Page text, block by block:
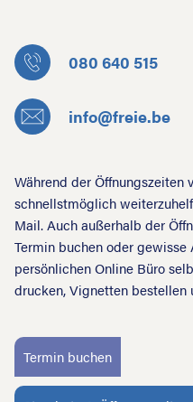
080 640 515
info@freie.be
Während der Öffnungszeiten
schnellstmöglich
Mail. Auch außerhalb der
Termin buchen oder
persönlichen Online Büro
drucken, Vignetten bestellen
Termin buchen